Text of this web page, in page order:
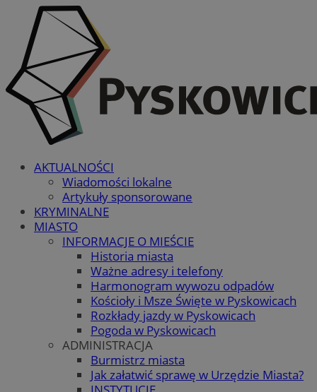
AKTUALNOŚCI
Wiadomości lokalne
Artykuły sponsorowane
KRYMINALNE
MIASTO
INFORMACJE O MIEŚCIE
Historia miasta
Ważne adresy i telefony
Harmonogram wywozu odpadów
Kościoły i Msze Święte w Pyskowicach
Rozkłady jazdy w Pyskowicach
Pogoda w Pyskowicach
ADMINISTRACJA
Burmistrz miasta
Jak załatwić sprawę w Urzędzie Miasta?